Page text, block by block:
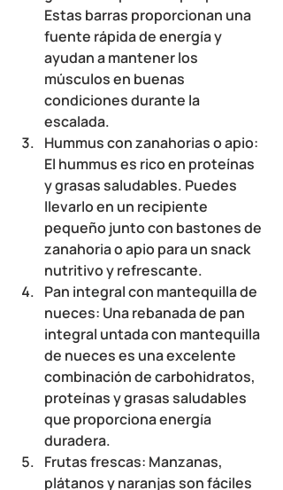
Estas barras proporcionan una
fuente rápida de energía y
ayudan a mantener los
músculos en buenas
condiciones durante la
escalada.
Hummus con zanahorias o apio:
El hummus es rico en proteínas
y grasas saludables. Puedes
llevarlo en un recipiente
pequeño junto con bastones de
zanahoria o apio para un snack
nutritivo y refrescante.
Pan integral con mantequilla de
nueces: Una rebanada de pan
integral untada con mantequilla
de nueces es una excelente
combinación de carbohidratos,
proteínas y grasas saludables
que proporciona energía
duradera.
Frutas frescas: Manzanas,
plátanos y naranjas son fáciles